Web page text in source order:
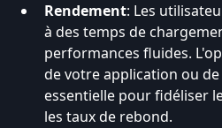
Rendement: Les
à des temps de
performances fluides.
de votre application ou
essentielle pour fidéliser
les taux de rebond.